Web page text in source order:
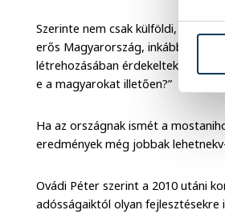
Szerinte nem csak külföldi, hanem
erős Magyarország, inkább a
létrehozásában érdekeltek.
e a magyarokat illetően?”
Ha az országnak ismét a
eredmények még jobbak
Ovádi Péter szerint a 2010 utáni
adósságaiktól olyan